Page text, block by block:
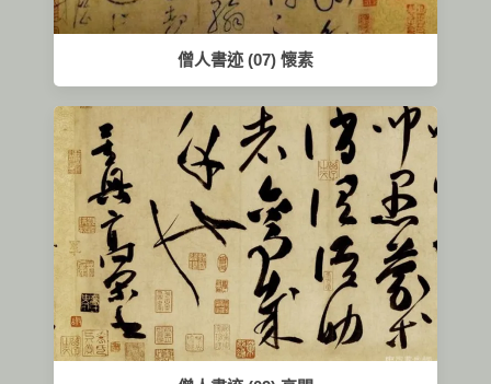
僧人書迹 (07) 懷素